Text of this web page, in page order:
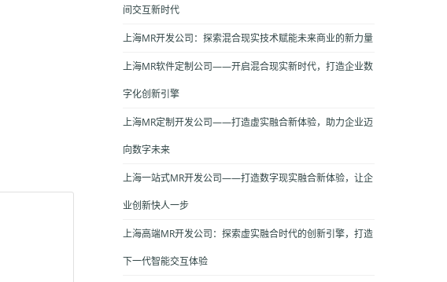
间交互新时代
上海MR开发公司：探索混合现实技术赋能未来商业的新力量
上海MR软件定制公司——开启混合现实新时代，打造企业数
字化创新引擎
上海MR定制开发公司——打造虚实融合新体验，助力企业迈
向数字未来
上海一站式MR开发公司——打造数字现实融合新体验，让企
业创新快人一步
上海高端MR开发公司：探索虚实融合时代的创新引擎，打造
下一代智能交互体验